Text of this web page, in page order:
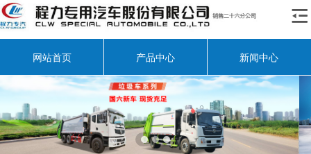

网站首页 产品中心 新闻中心